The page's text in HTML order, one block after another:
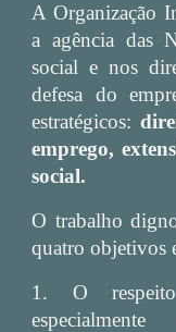
A Organização
a agência das
social e nos
defesa do
estratégicos:
emprego,
social.
O trabalho
quatro objetivos
1. O